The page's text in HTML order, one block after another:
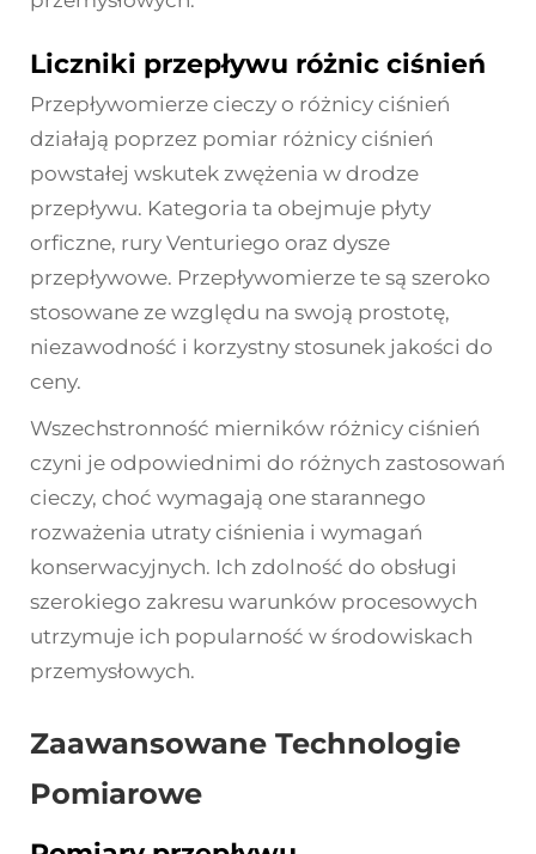
Liczniki przepływu różnic ciśnień
Przepływomierze cieczy o różnicy ciśnień
działają poprzez pomiar różnicy ciśnień
powstałej wskutek zwężenia w drodze
przepływu. Kategoria ta obejmuje płyty
orficzne, rury Venturiego oraz dysze
przepływowe. Przepływomierze te są szeroko
stosowane ze względu na swoją prostotę,
niezawodność i korzystny stosunek jakości do
ceny.
Wszechstronność mierników różnicy ciśnień
czyni je odpowiednimi do różnych zastosowań
cieczy, choć wymagają one starannego
rozważenia utraty ciśnienia i wymagań
konserwacyjnych. Ich zdolność do obsługi
szerokiego zakresu warunków procesowych
utrzymuje ich popularność w środowiskach
przemysłowych.
Zaawansowane Technologie
Pomiarowe